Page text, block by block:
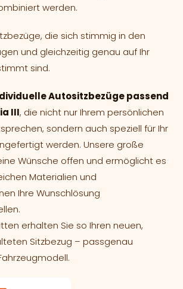
werden.
die sich stimmig in den
und gleichzeitig genau auf Ihr
sind.
Autositzbezüge passend
III, die nicht nur Ihrem persönlichen
sondern auch speziell für Ihr
werden. Unsere große
Wünsche offen und ermöglicht es
Materialien und
Ihre Wunschlösung
erhalten Sie so Ihren neuen,
Sitzbezug – passgenau